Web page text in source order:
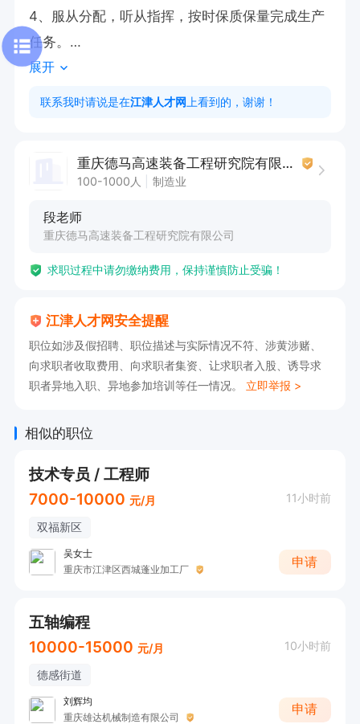
4、服从分配，听从指挥，按时保质保量完成生产
任务。
5、完成领导临时交办的工作
展开
联系我时请说是在江津人才网 上看到的，谢谢！
重庆德马高速装备工程研究院有限公司
100-1000人 制造业
段老师
重庆德马高速装备工程研究院有限公司
求职过程中请勿缴纳费用，保持谨慎防止受骗！
江津人才网安全提醒
职位如涉及假招聘、职位描述与实际情况不符、涉黄涉赌、
向求职者收取费用、向求职者集资、让求职者入股、诱导求
职者异地入职、异地参加培训等任一情况。 立即举报 >
相似的职位
技术专员 / 工程师
7000-10000 元/月 11小时前
双福新区
吴女士
重庆市江津区西城蓬业加工厂
申请
五轴编程
10000-15000 元/月 10小时前
德感街道
刘辉均
重庆雄达机械制造有限公司
申请